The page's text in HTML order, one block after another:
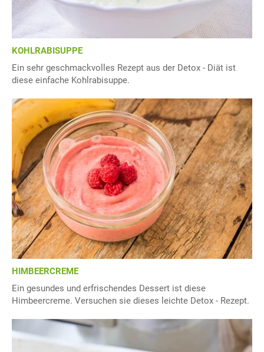
KOHLRABISUPPE
Ein sehr geschmackvolles Rezept aus der Detox - Diät ist
diese einfache Kohlrabisuppe.
HIMBEERCREME
Ein gesundes und erfrischendes Dessert ist diese
Himbeercreme. Versuchen sie dieses leichte Detox - Rezept.